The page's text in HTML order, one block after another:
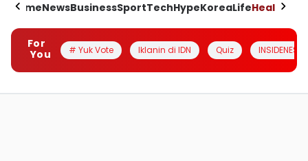
HomeNewsBusinessSportTechHypeKoreaLifeHealth
For
You
# Yuk Vote Iklanin di IDN Quiz INSIDENESIA